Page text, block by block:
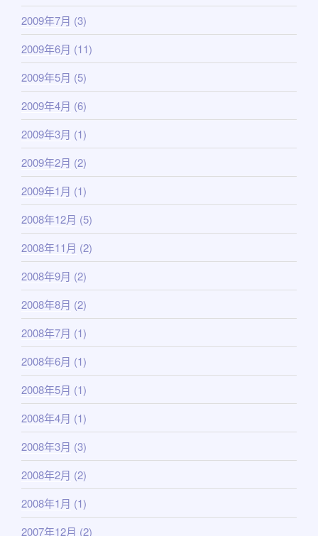
2009年7月 (3)
2009年6月 (11)
2009年5月 (5)
2009年4月 (6)
2009年3月 (1)
2009年2月 (2)
2009年1月 (1)
2008年12月 (5)
2008年11月 (2)
2008年9月 (2)
2008年8月 (2)
2008年7月 (1)
2008年6月 (1)
2008年5月 (1)
2008年4月 (1)
2008年3月 (3)
2008年2月 (2)
2008年1月 (1)
2007年12月 (2)